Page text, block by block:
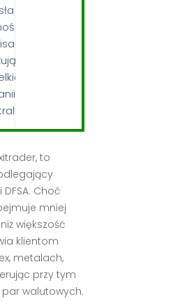
z
i
to
DFSA. Choć
mniej
większość
klientom
metalach,
przy tym
walutowych.